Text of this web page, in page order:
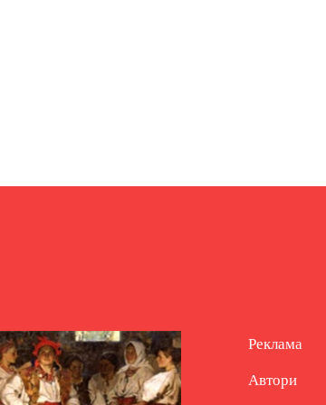
Реклама
Автори